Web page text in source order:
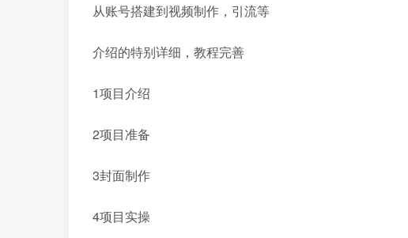
从账号搭建到视频制作，引流等
介绍的特别详细，教程完善
1项目介绍
2项目准备
3封面制作
4项目实操